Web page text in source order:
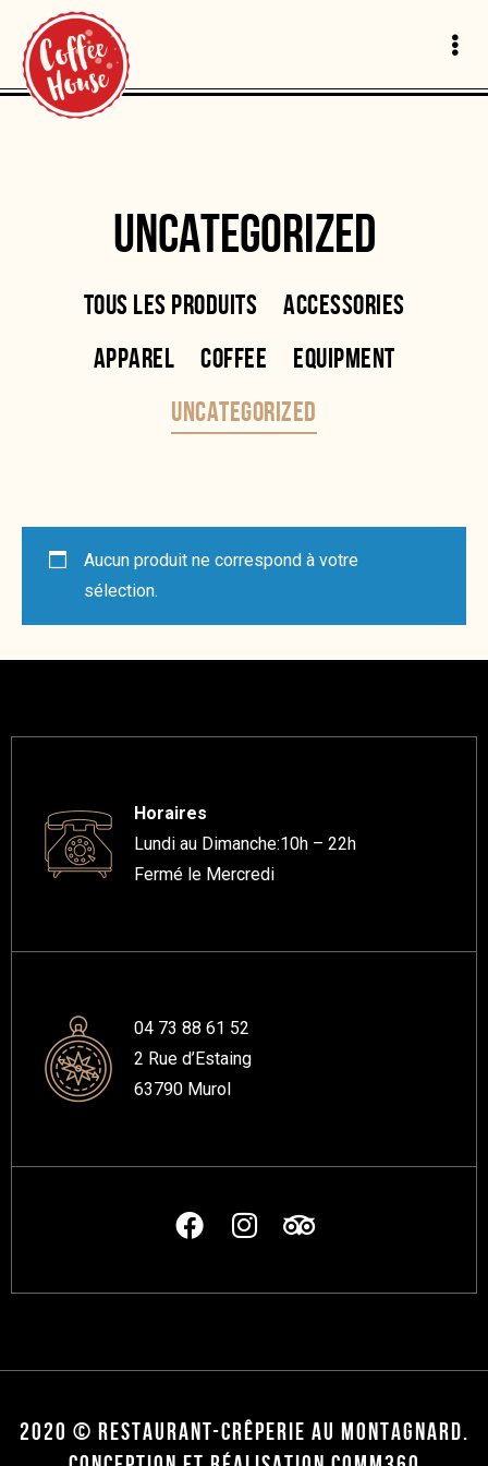
UNCATEGORIZED
TOUS LES PRODUITS
ACCESSORIES
APPAREL
COFFEE
EQUIPMENT
UNCATEGORIZED
Aucun produit ne correspond à votre
sélection.
Horaires
Lundi au Dimanche:10h – 22h
Fermé le Mercredi
04 73 88 61 52
2 Rue d’Estaing
63790 Murol
2020 © RESTAURANT-CRÊPERIE AU MONTAGNARD.